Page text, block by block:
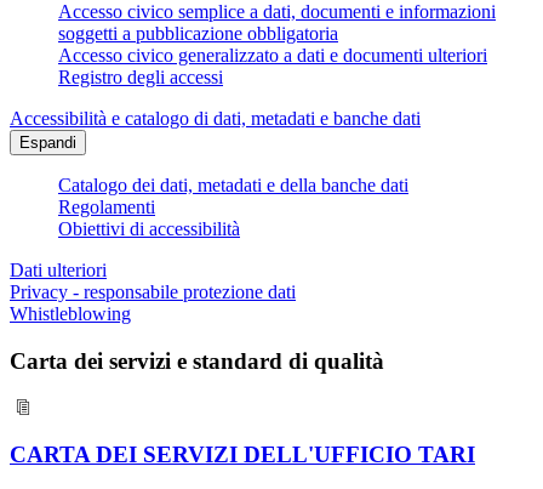
Accesso civico semplice a dati, documenti e informazioni
soggetti a pubblicazione obbligatoria
Accesso civico generalizzato a dati e documenti ulteriori
Registro degli accessi
Accessibilità e catalogo di dati, metadati e banche dati
Espandi
Catalogo dei dati, metadati e della banche dati
Regolamenti
Obiettivi di accessibilità
Dati ulteriori
Privacy - responsabile protezione dati
Whistleblowing
Carta dei servizi e standard di qualità
CARTA DEI SERVIZI DELL'UFFICIO TARI